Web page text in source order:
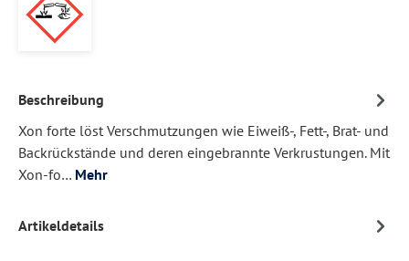
Beschreibung
Xon forte löst Verschmutzungen wie Eiweiß-, Fett-, Brat- und
Backrückstände und deren eingebrannte Verkrustungen. Mit
Xon-fo… Mehr
Artikeldetails